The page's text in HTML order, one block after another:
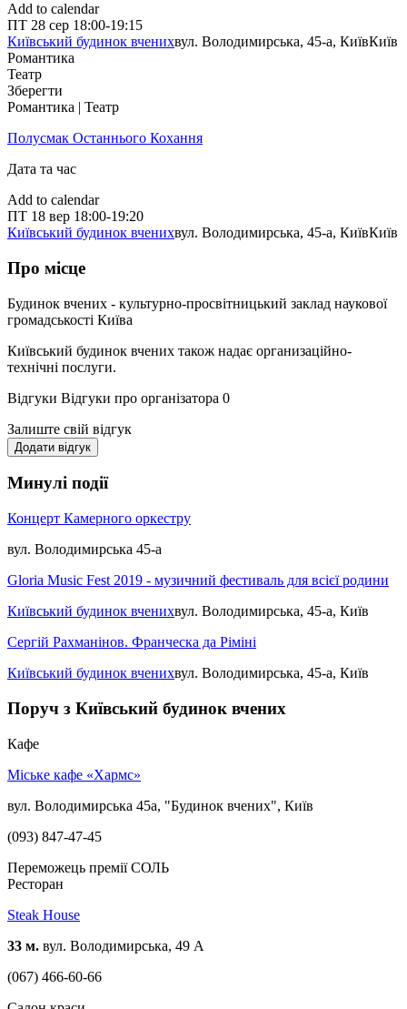
Add to calendar
ПТ 28 сер 18:00-19:15
Київський будинок вченихвул. Володимирська, 45-а, КиївКиїв
Романтика
Театр
Зберегти
Романтика | Театр
Полусмак Останнього Кохання
Дата та час
Add to calendar
ПТ 18 вер 18:00-19:20
Київський будинок вченихвул. Володимирська, 45-а, КиївКиїв
Про місце
Будинок вчених - культурно-просвітницький заклад наукової
громадськості Київа
Київський будинок вчених також надає организаційно-
технічні послуги.
Відгуки Відгуки про організатора 0
Залиште свій відгук
Додати відгук
Минулі події
Концерт Камерного оркестру
вул. Володимирська 45-а
Gloria Music Fest 2019 - музичний фестиваль для всієї родини
Київський будинок вченихвул. Володимирська, 45-а, Київ
Сергій Рахманінов. Франческа да Ріміні
Київський будинок вченихвул. Володимирська, 45-а, Київ
Поруч з Київський будинок вчених
Кафе
Міське кафе «Хармс»
вул. Володимирська 45а, "Будинок вчених", Київ
(093) 847-47-45
Переможець премії СОЛЬ
Ресторан
Steak House
33 м. вул. Володимирська, 49 А
(067) 466-60-66